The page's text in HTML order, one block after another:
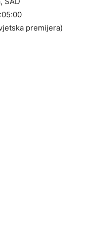
premijera)